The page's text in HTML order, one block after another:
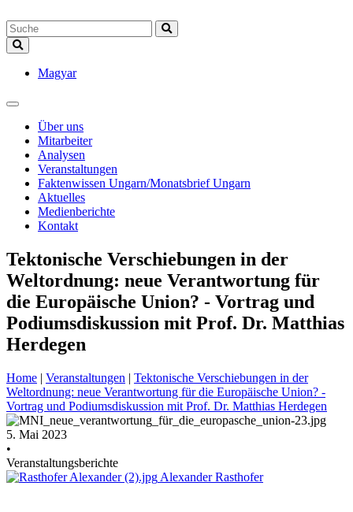
Magyar
Über uns
Mitarbeiter
Analysen
Veranstaltungen
Faktenwissen Ungarn/Monatsbrief Ungarn
Aktuelles
Medienberichte
Kontakt
Tektonische Verschiebungen in der
Weltordnung: neue Verantwortung für
die Europäische Union? - Vortrag und
Podiumsdiskussion mit Prof. Dr. Matthias
Herdegen
Home | Veranstaltungen | Tektonische Verschiebungen in der
Weltordnung: neue Verantwortung für die Europäische Union? -
Vortrag und Podiumsdiskussion mit Prof. Dr. Matthias Herdegen
5. Mai 2023
•
Veranstaltungsberichte
Alexander Rasthofer